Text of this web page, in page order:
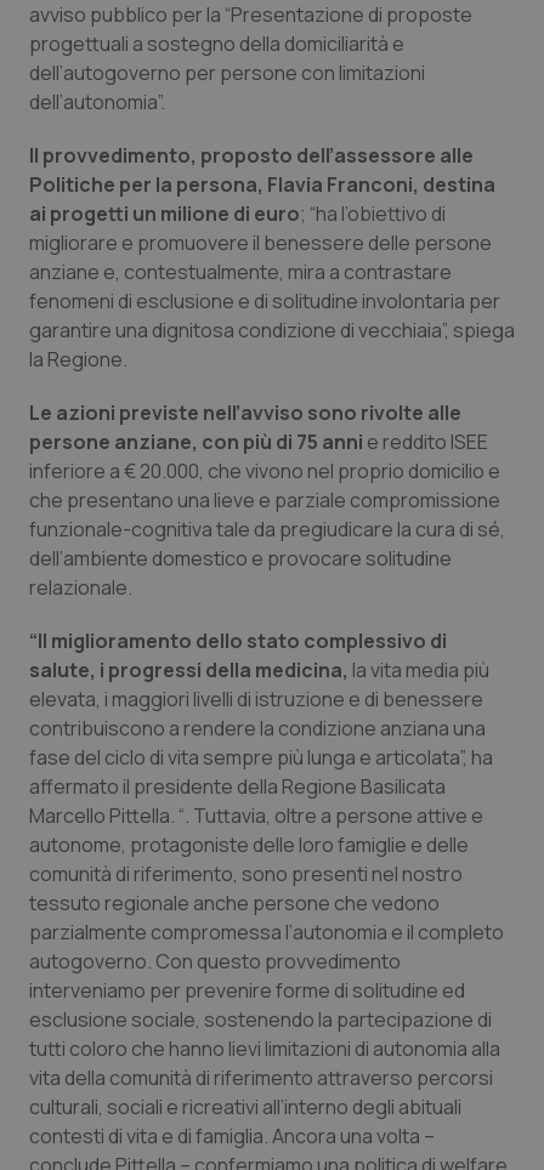
Basilicata
Calabria
Campania
Emilia-Romagna
Friuli Venezia Giulia
Lazio
Liguria
Lombardia
Marche
Piemonte
Provincia Autonoma di Bolzano
Provincia Autonoma di Trento
Puglia
Sardegna
Sicilia
Toscana
Umbria
Artrite & artrosi
Asma & BPCO
Car-T
Colesterolo & coronaropatie
Dermatite Atopica
Diabete & glucometri
Disturbi dell’umore
Dolore
Donna & Salute
HIV
Infezioni & Febbre
Ipertensione & Scompenso
Malattie rare
Malattia di Crohn & Rettocolite Ulcerosa
Neuroscienze & patologie neurodegenerative
Obesità
Oftalmologia
QS Club Newsletter
avviso pubblico per la “Presentazione di proposte
progettuali a sostegno della domiciliarità e
dell’autogoverno per persone con limitazioni
dell’autonomia”.
Il provvedimento, proposto dell’assessore alle
Politiche per la persona, Flavia Franconi, destina
ai progetti un milione di euro; “ha l’obiettivo di
migliorare e promuovere il benessere delle persone
anziane e, contestualmente, mira a contrastare
fenomeni di esclusione e di solitudine involontaria per
garantire una dignitosa condizione di vecchiaia”, spiega
la Regione.
Le azioni previste nell’avviso sono rivolte alle
persone anziane, con più di 75 anni e reddito ISEE
inferiore a € 20.000, che vivono nel proprio domicilio e
che presentano una lieve e parziale compromissione
funzionale-cognitiva tale da pregiudicare la cura di sé,
dell’ambiente domestico e provocare solitudine
relazionale.
“Il miglioramento dello stato complessivo di
salute, i progressi della medicina, la vita media più
elevata, i maggiori livelli di istruzione e di benessere
contribuiscono a rendere la condizione anziana una
fase del ciclo di vita sempre più lunga e articolata”, ha
affermato il presidente della Regione Basilicata
Marcello Pittella. “. Tuttavia, oltre a persone attive e
autonome, protagoniste delle loro famiglie e delle
comunità di riferimento, sono presenti nel nostro
tessuto regionale anche persone che vedono
parzialmente compromessa l’autonomia e il completo
autogoverno. Con questo provvedimento
interveniamo per prevenire forme di solitudine ed
esclusione sociale, sostenendo la partecipazione di
tutti coloro che hanno lievi limitazioni di autonomia alla
vita della comunità di riferimento attraverso percorsi
culturali, sociali e ricreativi all’interno degli abituali
contesti di vita e di famiglia. Ancora una volta –